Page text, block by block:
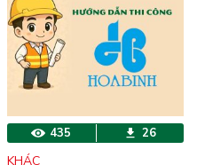
435 26
KHÁC